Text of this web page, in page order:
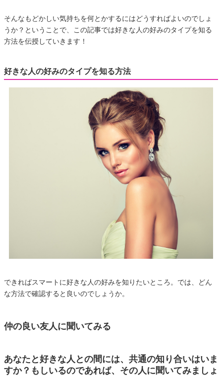
そんなもどかしい気持ちを何とかするにはどうすればよいのでしょ
うか？ということで、この記事では好きな人の好みのタイプを知る
方法を伝授していきます！
好きな人の好みのタイプを知る方法
できればスマートに好きな人の好みを知りたいところ。では、どん
な方法で確認すると良いのでしょうか。
仲の良い友人に聞いてみる
あなたと好きな人との間には、共通の知り合いはいま
すか？もしいるのであれば、その人に聞いてみましょ